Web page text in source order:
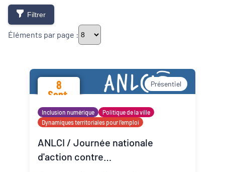
Filtrer
Éléments par page :
Thématiques
Démarches alimentaires de territoire
Développement territorial
Inclusion numérique
8
Sept.
2026
Présentiel
Inclusion numérique
Politique de la ville
Dynamiques territoriales pour l’emploi
ANLCI / Journée nationale
d'action contre